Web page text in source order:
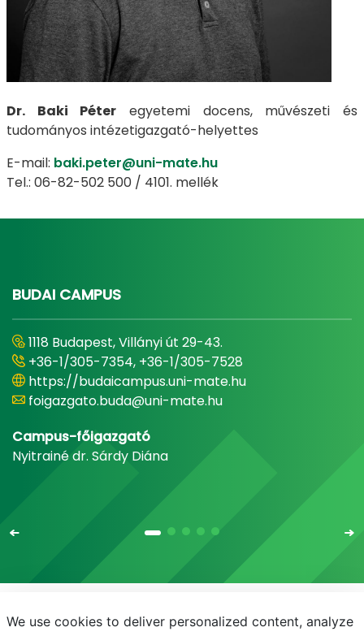
Dr. Baki Péter egyetemi docens, művészeti és
tudományos intézetigazgató-helyettes
E-mail: baki.peter@uni-mate.hu
Tel.: 06-82-502 500 / 4101. mellék
BUDAI CAMPUS
1118 Budapest, Villányi út 29-43.
+36-1/305-7354, +36-1/305-7528
https://budaicampus.uni-mate.hu
foigazgato.buda@uni-mate.hu
Campus-főigazgató
Nyitrainé dr. Sárdy Diána
E-mail Telefonkönyv NEPTUN E-learning
We use cookies to deliver personalized content, analyze